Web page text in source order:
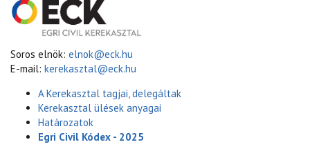
Soros elnök: elnok@eck.hu
E-mail: kerekasztal@eck.hu
A Kerekasztal tagjai, delegáltak
Kerekasztal ülések anyagai
Határozatok
Egri Civil Kódex - 2025